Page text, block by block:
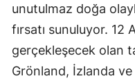
unutulmaz doğa
fırsatı sunuluyor.
gerçekleşecek olan
Grönland, İzlanda ve